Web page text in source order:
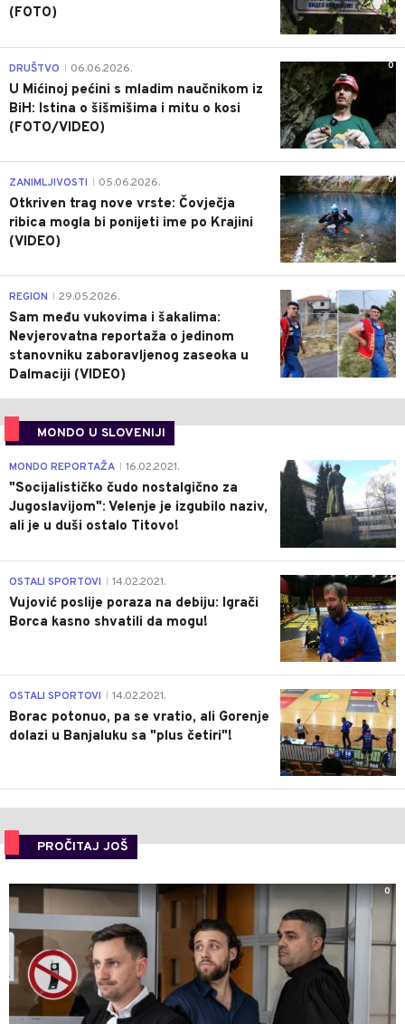
(FOTO)
0
DRUŠTVO 06.06.2026.
U Mićinoj pećini s mladim naučnikom iz
BiH: Istina o šišmišima i mitu o kosi
(FOTO/VIDEO)
0
ZANIMLJIVOSTI 05.06.2026.
Otkriven trag nove vrste: Čovječja
ribica mogla bi ponijeti ime po Krajini
(VIDEO)
0
REGION 29.05.2026.
Sam među vukovima i šakalima:
Nevjerovatna reportaža o jedinom
stanovniku zaboravljenog zaseoka u
Dalmaciji (VIDEO)
MONDO U SLOVENIJI
4
MONDO REPORTAŽA 16.02.2021.
"Socijalističko čudo nostalgično za
Jugoslavijom": Velenje je izgubilo naziv,
ali je u duši ostalo Titovo!
1
OSTALI SPORTOVI 14.02.2021.
Vujović poslije poraza na debiju: Igrači
Borca kasno shvatili da mogu!
3
OSTALI SPORTOVI 14.02.2021.
Borac potonuo, pa se vratio, ali Gorenje
dolazi u Banjaluku sa "plus četiri"!
PROČITAJ JOŠ
0